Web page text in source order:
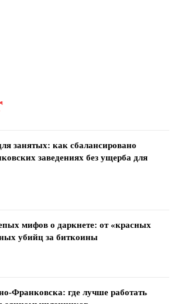
занятых: как сбалансировано
заведениях без ущерба для
мифов о даркнете: от «красных
убийц за биткоины
Франковска: где лучше работать